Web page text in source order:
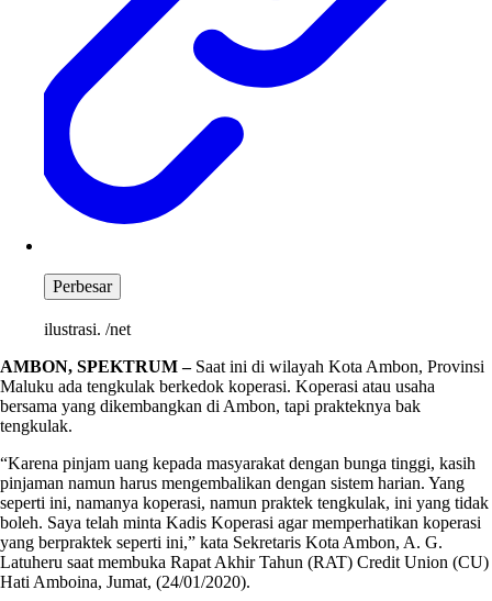
Perbesar
ilustrasi. /net
AMBON, SPEKTRUM –Saat ini di wilayah Kota Ambon, Provinsi
Maluku ada tengkulak berkedok koperasi. Koperasi atau usaha
bersama yang dikembangkan di Ambon, tapi prakteknya bak
tengkulak.
“Karena pinjam uang kepada masyarakat dengan bunga tinggi, kasih
pinjaman namun harus mengembalikan dengan sistem harian. Yang
seperti ini, namanya koperasi, namun praktek tengkulak, ini yang tidak
boleh. Saya telah minta Kadis Koperasi agar memperhatikan koperasi
yang berpraktek seperti ini,” kata Sekretaris Kota Ambon, A. G.
Latuheru saat membuka Rapat Akhir Tahun (RAT) Credit Union (CU)
Hati Amboina, Jumat, (24/01/2020).